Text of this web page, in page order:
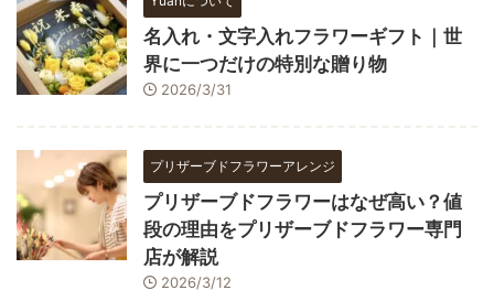
名入れ・文字入れフラワーギフト｜世
界に一つだけの特別な贈り物
2026/3/31
プリザーブドフラワーアレンジ
プリザーブドフラワーはなぜ高い？値
段の理由をプリザーブドフラワー専門
店が解説
2026/3/12